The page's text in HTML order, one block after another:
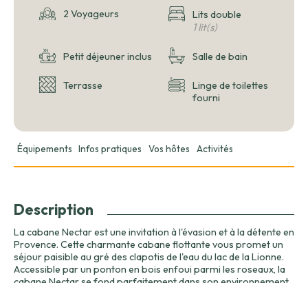
2 Voyageurs Lits double
1 lit(s)
Petit déjeuner inclus Salle de bain
Terrasse
Linge de toilettes
fourni
Équipements Infos pratiques Vos hôtes Activités
Description
La cabane Nectar est une invitation à l'évasion et à la détente en
Provence. Cette charmante cabane flottante vous promet un
séjour paisible au gré des clapotis de l'eau du lac de la Lionne.
Accessible par un ponton en bois enfoui parmi les roseaux, la